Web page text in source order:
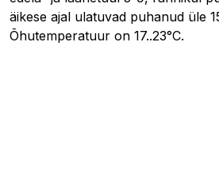
äikese ajal ulatuvad puhanud üle
Õhutemperatuur on 17..23°C.